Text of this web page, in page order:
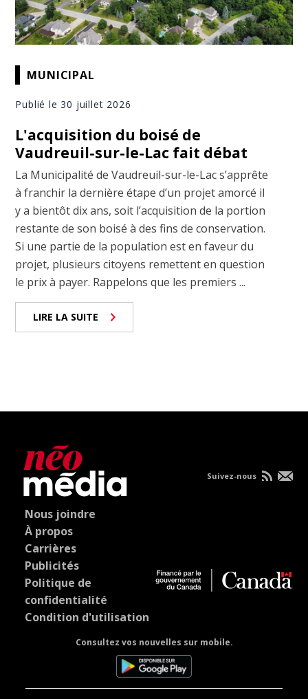
MUNICIPAL
Publié le 30 juillet 2026
L'acquisition du boisé de
Vaudreuil-sur-le-Lac fait débat
La Municipalité de Vaudreuil-sur-le-Lac s’apprête
à franchir la dernière étape d’un projet amorcé il
y a bientôt dix ans, soit l’acquisition de la portion
restante de son boisé à des fins de conservation.
Si une partie de la population est en faveur du
projet, plusieurs citoyens remettent en question
le prix à payer. Rappelons que les premiers ...
LIRE LA SUITE
Nous joindre
À propos
Carrières
Publicités
Politique de
confidentialité
Condition d'utilisation
Consultez vos nouvelles sur mobile.
Suivez-nous